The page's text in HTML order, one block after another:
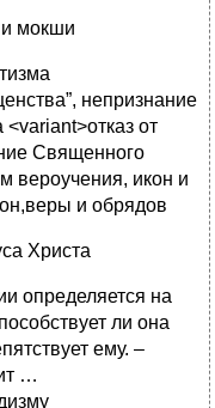
мокши
непризнание
от
Священного
вероучения, икон и
и обрядов
Христа
определяется на
ли она
ему. –
…